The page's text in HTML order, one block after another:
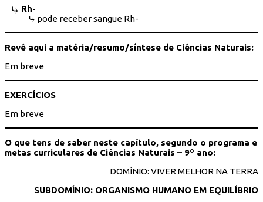
Rh-
pode receber sangue Rh-
Revê aqui a matéria/resumo/síntese de Ciências Naturais:
Em breve
EXERCÍCIOS
Em breve
O que tens de saber neste capítulo, segundo o programa e
metas curriculares de Ciências Naturais – 9º ano:
DOMÍNIO: VIVER MELHOR NA TERRA
SUBDOMÍNIO: ORGANISMO HUMANO EM EQUILÍBRIO